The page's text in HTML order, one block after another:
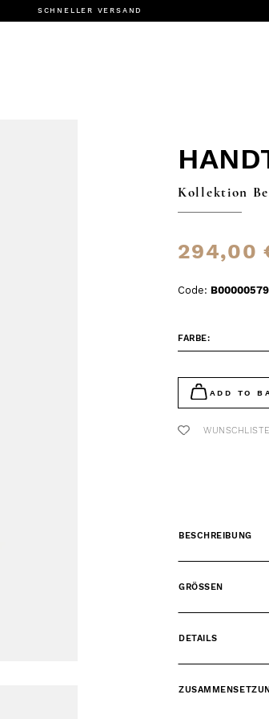
SCHNELLER VERSAND
Kollektion
294,00
Code:
FARBE:
ADD TO
WUNSCHLISTE
BESCHREIBUNG
GRÖSSEN
DETAILS